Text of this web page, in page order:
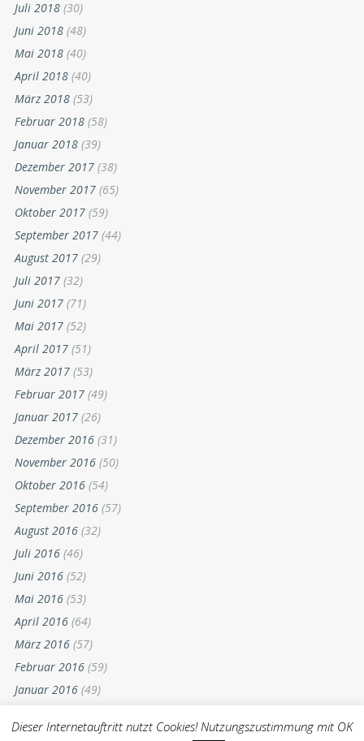
Juli 2018 (30)
Juni 2018 (48)
Mai 2018 (40)
April 2018 (40)
März 2018 (53)
Februar 2018 (58)
Januar 2018 (39)
Dezember 2017 (38)
November 2017 (65)
Oktober 2017 (59)
September 2017 (44)
August 2017 (29)
Juli 2017 (32)
Juni 2017 (71)
Mai 2017 (52)
April 2017 (51)
März 2017 (53)
Februar 2017 (49)
Januar 2017 (26)
Dezember 2016 (31)
November 2016 (50)
Oktober 2016 (54)
September 2016 (57)
August 2016 (32)
Juli 2016 (46)
Juni 2016 (52)
Mai 2016 (53)
April 2016 (64)
März 2016 (57)
Februar 2016 (59)
Januar 2016 (49)
November 2015(55)
Dieser Internetauftritt nutzt Cookies! Nutzungszustimmung mit OK